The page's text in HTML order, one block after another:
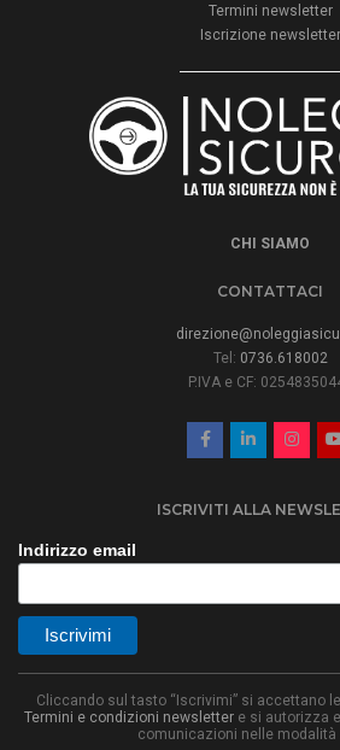
Termini newsletter
Iscrizione newsletter
CHI SIAMO
CONTATTACI
Tel: 0736.618002
P.IVA e CF:
ISCRIVITI ALLA
Indirizzo email
Cliccando sul tasto “Iscrivimi” si accettano
Termini e condizioni newslettere si autorizza
comunicazioni nelle modalità